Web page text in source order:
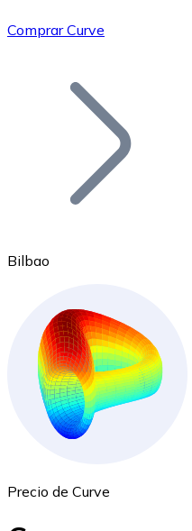
Bitcoin
Ethereum
ETH
Comprar Curve
Bilbao
Precio de Curve